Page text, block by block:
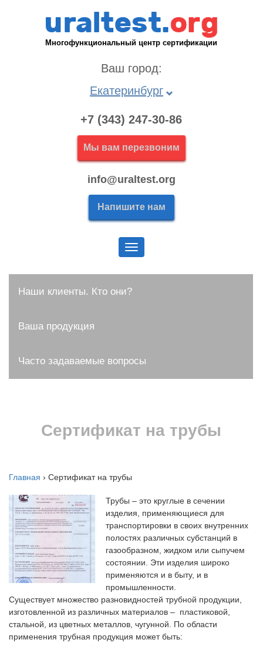
Многофункциональный центр сертификации
Ваш город:
Екатеринбург
+7 (343) 247-30-86
Мы вам перезвоним
info@uraltest.org
Напишите нам
Меню
Наши клиенты. Кто они?
Ваша продукция
Часто задаваемые вопросы
Сертификат на трубы
Главная › Сертификат на трубы
Трубы – это круглые в сечении
изделия, применяющиеся для
транспортировки в своих внутренних
полостях различных субстанций в
газообразном, жидком или сыпучем
состоянии. Эти изделия широко
применяются и в быту, и в
промышленности.
Существует множество разновидностей трубной продукции,
изготовленной из различных материалов – пластиковой,
стальной, из цвeтных металлов, чугунной. По области
применения трубная продукция может быть: